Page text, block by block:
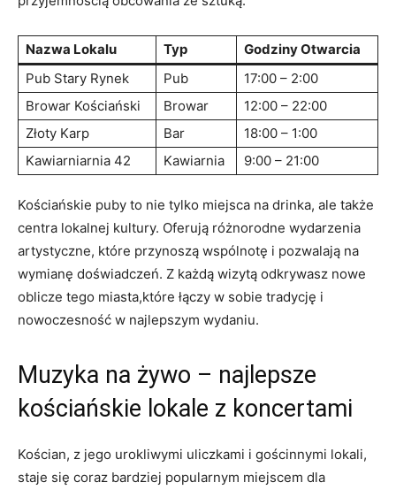
Nazwa Lokalu Typ
Godziny Otwarcia
Pub Stary Rynek
Pub
17:00 – 2:00
Browar Kościański
Browar
12:00 – 22:00
Złoty Karp
Bar
18:00 – 1:00
Kawiarniarnia 42
Kawiarnia 9:00 – 21:00
Kościańskie puby to nie tylko miejsca na drinka, ale także
centra lokalnej kultury. Oferują różnorodne wydarzenia
artystyczne, które przynoszą wspólnotę i pozwalają na
wymianę doświadczeń. Z każdą wizytą odkrywasz nowe
oblicze tego miasta,które łączy w sobie tradycję i
nowoczesność w najlepszym wydaniu.
Muzyka na żywo – najlepsze
kościańskie lokale z koncertami
Kościan, z jego urokliwymi uliczkami i gościnnymi lokali,
staje się coraz bardziej popularnym miejscem dla